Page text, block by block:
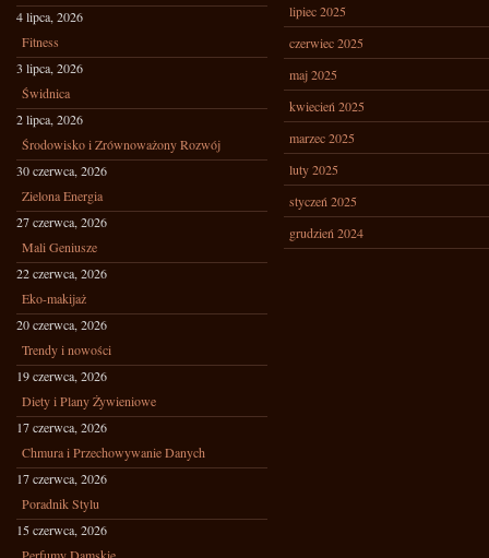
4 lipca, 2026
Fitness
3 lipca, 2026
Świdnica
2 lipca, 2026
Środowisko i Zrównoważony Rozwój
30 czerwca, 2026
Zielona Energia
27 czerwca, 2026
Mali Geniusze
22 czerwca, 2026
Eko-makijaż
20 czerwca, 2026
Trendy i nowości
19 czerwca, 2026
Diety i Plany Żywieniowe
17 czerwca, 2026
Chmura i Przechowywanie Danych
17 czerwca, 2026
Poradnik Stylu
15 czerwca, 2026
lipiec 2025
czerwiec 2025
maj 2025
kwiecień 2025
marzec 2025
luty 2025
styczeń 2025
grudzień 2024